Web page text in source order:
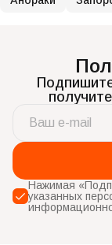
Нажимая
указанных